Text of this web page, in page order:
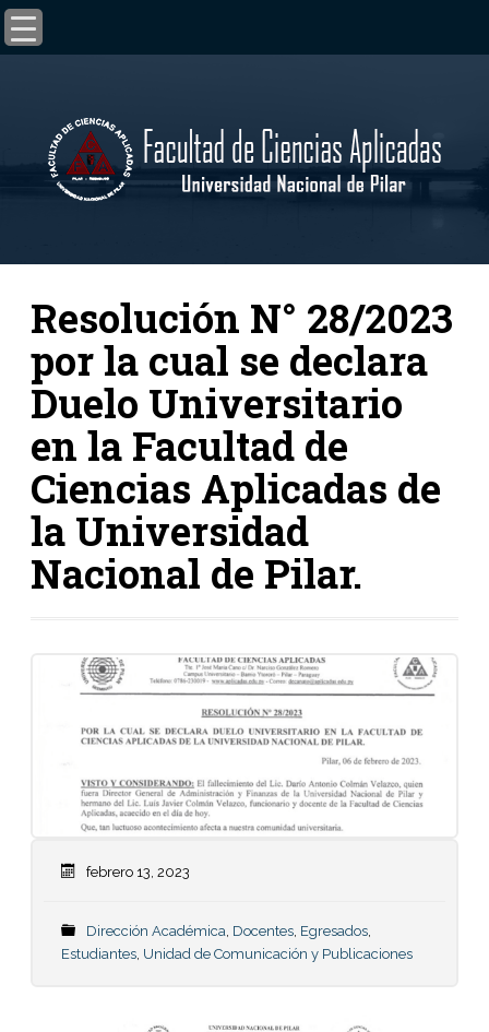
Resolución N° 28/2023
por la cual se declara
Duelo Universitario
en la Facultad de
Ciencias Aplicadas de
la Universidad
Nacional de Pilar.
febrero 13, 2023
Dirección Académica, Docentes, Egresados,
Estudiantes, Unidad de Comunicación y Publicaciones